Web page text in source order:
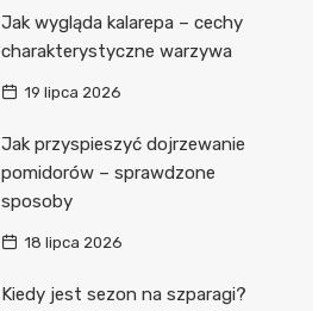
Jak wygląda kalarepa – cechy
charakterystyczne warzywa
19 lipca 2026
Jak przyspieszyć dojrzewanie
pomidorów – sprawdzone
sposoby
18 lipca 2026
Kiedy jest sezon na szparagi?